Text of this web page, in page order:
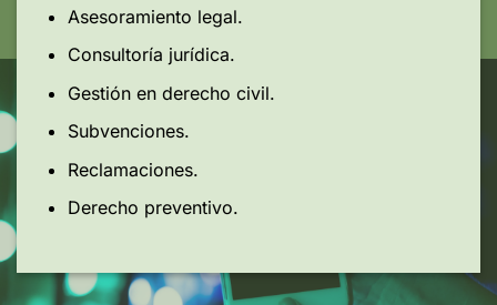
Asesoramiento legal.
Consultoría jurídica.
Gestión en derecho civil.
Subvenciones.
Reclamaciones.
Derecho preventivo.